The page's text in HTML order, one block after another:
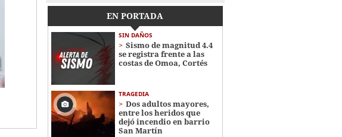
EN PORTADA
SIN DAÑOS
Sismo de magnitud 4.4
se registra frente a las
costas de Omoa, Cortés
TRAGEDIA
Dos adultos mayores,
entre los heridos que
dejó incendio en barrio
San Martín